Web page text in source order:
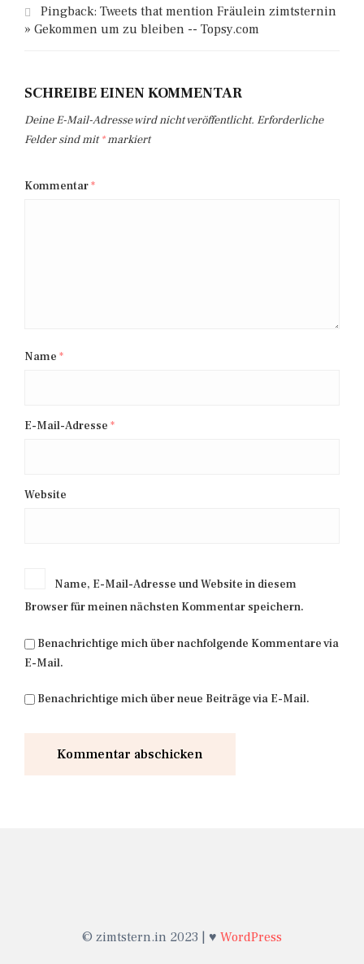
Pingback: Tweets that mention Fräulein zimtsternin
» Gekommen um zu bleiben -- Topsy.com
SCHREIBE EINEN KOMMENTAR
Deine E-Mail-Adresse wird nicht veröffentlicht. Erforderliche
Felder sind mit*markiert
Kommentar*
Name *
E-Mail-Adresse *
Website
Name, E-Mail-Adresse und Website in diesem
Browser für meinen nächsten Kommentar speichern.
Benachrichtige mich über nachfolgende Kommentare via
E-Mail.
Benachrichtige mich über neue Beiträge via E-Mail.
© zimtstern.in 2023 | ♥ WordPress